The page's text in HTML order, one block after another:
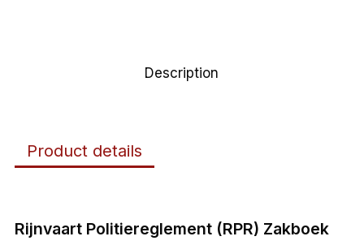
Description
Product details
Rijnvaart Politiereglement (RPR) Zakboek